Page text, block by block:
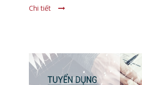
Chi tiết